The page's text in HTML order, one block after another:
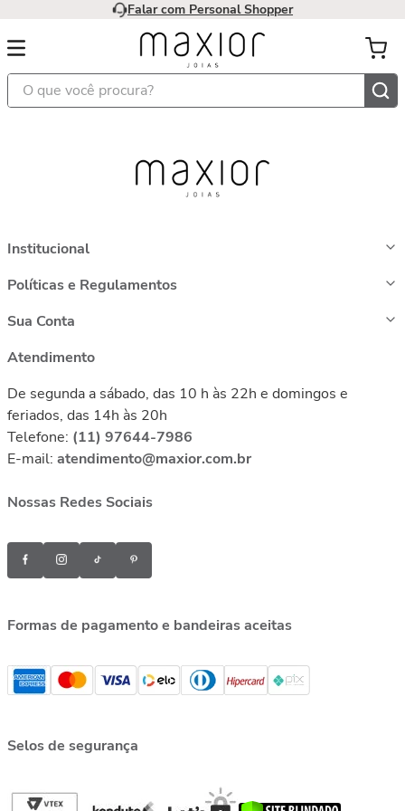
Falar com Personal Shopper
O que você procura?
Institucional
Políticas e Regulamentos
Sua Conta
Atendimento
De segunda a sábado, das 10 h às 22h e domingos e
feriados, das 14h às 20h
Telefone: (11) 97644-7986
E-mail: atendimento@maxior.com.br
Nossas Redes Sociais
Formas de pagamento e bandeiras aceitas
Selos de segurança